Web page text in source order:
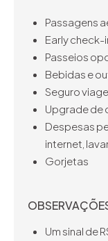
Passagens
Early check-
Passeios
Bebidas e
Seguro
Upgrade de
Despesas
internet,
Gorjetas
Um sinal de